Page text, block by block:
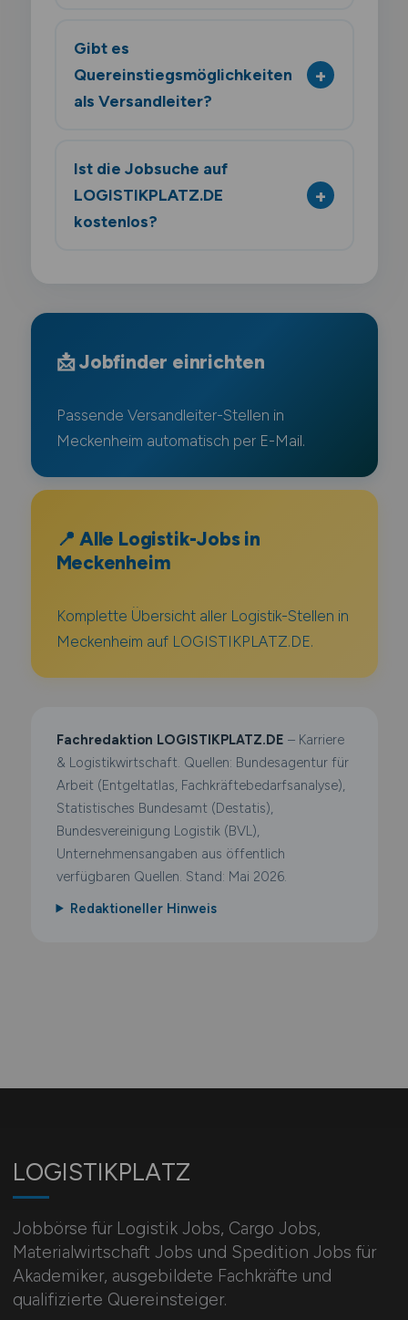
Gibt es
Quereinstiegsmöglichkeiten
als Versandleiter?
Ist die Jobsuche auf
LOGISTIKPLATZ.DE
kostenlos?
📩 Jobfinder einrichten
Passende Versandleiter-Stellen in
Meckenheim automatisch per E-Mail.
📍 Alle Logistik-Jobs in
Meckenheim
Komplette Übersicht aller Logistik-Stellen in
Meckenheim auf LOGISTIKPLATZ.DE.
Fachredaktion LOGISTIKPLATZ.DE – Karriere
& Logistikwirtschaft. Quellen: Bundesagentur für
Arbeit (Entgeltatlas, Fachkräftebedarfsanalyse),
Statistisches Bundesamt (Destatis),
Bundesvereinigung Logistik (BVL),
Unternehmensangaben aus öffentlich
verfügbaren Quellen. Stand: Mai 2026.
Redaktioneller Hinweis
LOGISTIKPLATZ
Jobbörse für Logistik Jobs, Cargo Jobs,
Materialwirtschaft Jobs und Spedition Jobs für
Akademiker, ausgebildete Fachkräfte und
qualifizierte Quereinsteiger.